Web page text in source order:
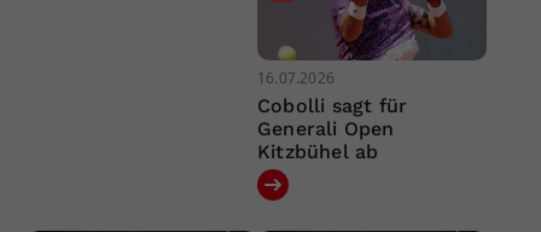
16.07.2026
Cobolli sagt für
Generali Open
Kitzbühel ab